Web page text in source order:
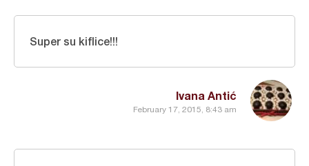
Ivana Antić
February 17, 2015, 8:43 am
Super su kiflice!!!